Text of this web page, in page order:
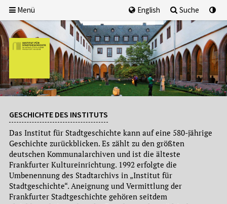
Menü English Suche
GESCHICHTE DES INSTITUTS
Das Institut für Stadtgeschichte kann auf eine 580-jährige
Geschichte zurückblicken. Es zählt zu den größten
deutschen Kommunalarchiven und ist die älteste
Frankfurter Kultureinrichtung. 1992 erfolgte die
Umbenennung des Stadtarchivs in „Institut für
Stadtgeschichte“. Aneignung und Vermittlung der
Frankfurter Stadtgeschichte gehören seitdem